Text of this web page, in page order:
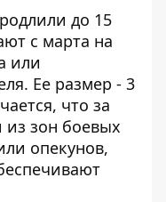
до 15
с марта на
или
Ее размер - 3
что за
зон боевых
опекунов,